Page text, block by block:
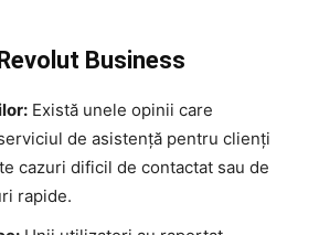
Business
Există unele opinii care
de asistență pentru clienți
cazuri dificil de contactat sau de
rapide.